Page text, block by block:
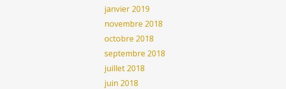
janvier 2019
novembre 2018
octobre 2018
septembre 2018
juillet 2018
juin 2018